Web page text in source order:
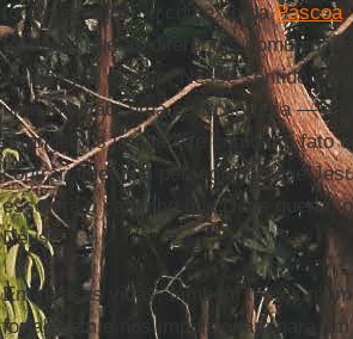
foram escritos no contexto daPáscoa;
foi então que as diferentes
vividas por escrito. Nesse sentido, o
uma intuição, uma certa certeza — e
Evangelhos já aparece como um fato
contrariamente à perseguição que
esse era o caminho que Deus queria,
Deus.
Em nossas vidas, também temos
fortalecem e nos impulsionam para